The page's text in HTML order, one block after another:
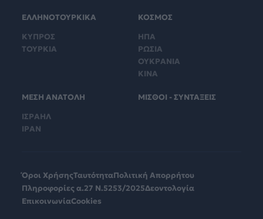
ΕΛΛΗΝΟΤΟΥΡΚΙΚΑ
ΚΥΠΡΟΣ
ΤΟΥΡΚΙΑ
ΚΟΣΜΟΣ
ΗΠΑ
ΡΩΣΙΑ
ΟΥΚΡΑΝΙΑ
ΚΙΝΑ
ΜΕΣΗ ΑΝΑΤΟΛΗ
ΙΣΡΑΗΛ
ΙΡΑΝ
ΜΙΣΘΟΙ - ΣΥΝΤΑΞΕΙΣ
Όροι ΧρήσηςΤαυτότηταΠολιτική Απορρήτου
Πληροφορίες α.27 Ν.5253/2025Δεοντολογία
ΕπικοινωνίαCookies